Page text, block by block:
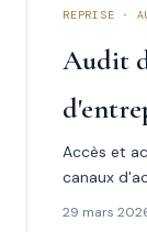
REPRISE ·
Audit
Accès et
canaux
29 mars